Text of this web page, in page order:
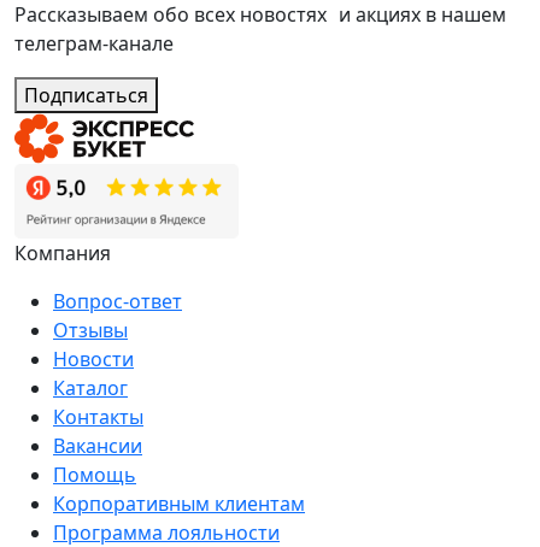
Рассказываем обо всех новостях и акциях в нашем
телеграм-канале
Подписаться
Компания
Вопрос-ответ
Отзывы
Новости
Каталог
Контакты
Вакансии
Помощь
Корпоративным клиентам
Программа лояльности